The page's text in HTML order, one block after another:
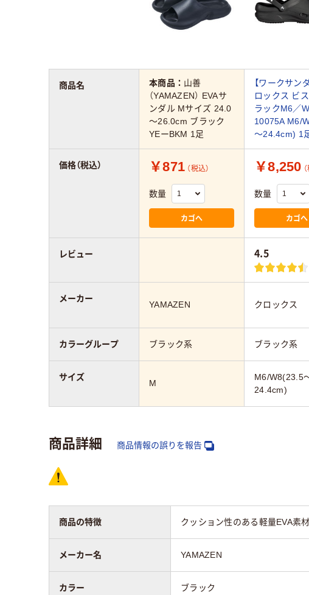
本商品： 山善
（YAMAZEN） EVAサ
ンダル Mサイズ 24.0
～26.0cm ブラック
YEーBKM 1足
【ワークサン
ロックス ビ
ラックM6／
10075A M6/
～24.4cm) 1
￥871 （税込）
数量
カゴへ
￥8,250
数量
カゴへ
4.5
YAMAZEN クロックス
ブラック系 ブラック系
M
M6/W8(23.5
24.4cm)
商品名
価格（税込）
レビュー
メーカー
カラーグループ
サイズ
商品詳細 商品情報の誤りを報告
商品の特徴 クッション性のある軽量EVA素
メーカー名 YAMAZEN
カラー ブラック